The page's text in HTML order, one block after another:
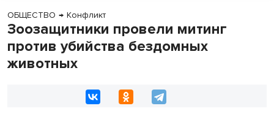
ОБЩЕСТВО → Конфликт
Зоозащитники провели митинг
против убийства бездомных
животных